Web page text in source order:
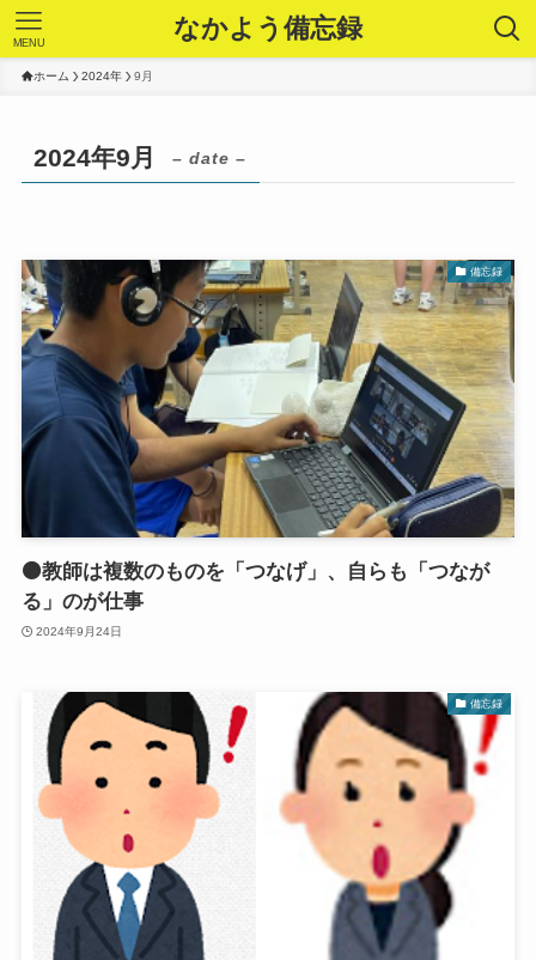
なかよう備忘録
MENU
ホーム 2024年 9月
2024年9月 – date –
備忘録
🟠教師は複数のものを「つなげ」、自らも「つなが
る」のが仕事
2024年9月24日
備忘録